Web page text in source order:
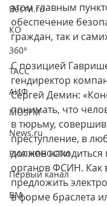
Вести.ru
КО
360°
ТАСС
АИФ
MOSFM
News.ru
РИА НОВОСТИ
Первый канал
ВМ
этом главным
обеспечение
граждан, так и
С позицией
гендиректор
Сергей Демин:
понимать, что
в тюрьму,
преступление, в
должен
органов ФСИН. Как
предложить
в форме браслета